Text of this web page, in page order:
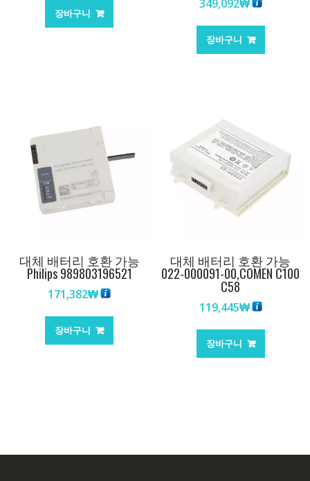
장바구니
349,092₩
장바구니
대체 배터리 호환 가능
Philips 989803196521
171,382₩
장바구니
대체 배터리 호환 가능
022-000091-00,COMEN C100
C58
119,445₩
장바구니